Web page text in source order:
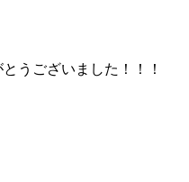
うございました！！！